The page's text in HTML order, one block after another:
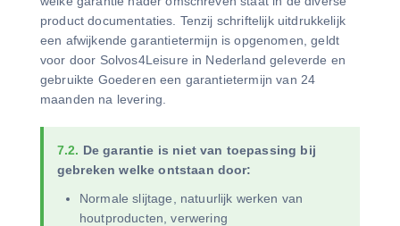
product documentaties. Tenzij schriftelijk uitdrukkelijk
een afwijkende garantietermijn is opgenomen, geldt
voor door Solvos4Leisure in Nederland geleverde en
gebruikte Goederen een garantietermijn van 24
maanden na levering.
7.2. De garantie is niet van toepassing bij
gebreken welke ontstaan door:
Normale slijtage, natuurlijk werken van
houtproducten, verwering